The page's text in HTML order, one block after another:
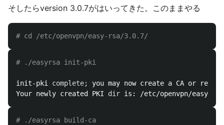
そしたらversion 3.0.7がはいってきた。このままやる
# cd /etc/openvpn/easy-rsa/3.0.7/
# ./easyrsa init-pki
init-pki complete;
you may now create a CA or
Your newly created PKI dir
# ./easyrsa build-ca